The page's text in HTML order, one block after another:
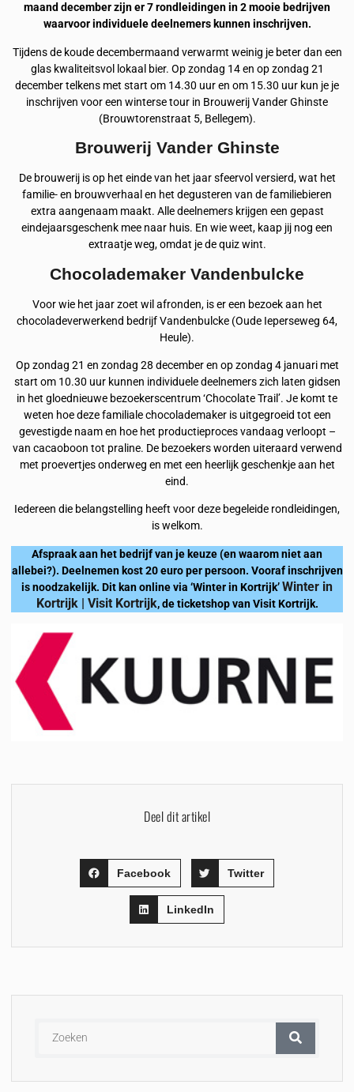
maand december zijn er 7 rondleidingen in 2 mooie bedrijven
waarvoor individuele deelnemers kunnen inschrijven.
Tijdens de koude decembermaand verwarmt weinig je beter dan een
glas kwaliteitsvol lokaal bier. Op zondag 14 en op zondag 21
december telkens met start om 14.30 uur en om 15.30 uur kun je je
inschrijven voor een winterse tour in Brouwerij Vander Ghinste
(Brouwtorenstraat 5, Bellegem).
Brouwerij Vander Ghinste
De brouwerij is op het einde van het jaar sfeervol versierd, wat het
familie- en brouwverhaal en het degusteren van de familiebieren
extra aangenaam maakt. Alle deelnemers krijgen een gepast
eindejaarsgeschenk mee naar huis. En wie weet, kaap jij nog een
extraatje weg, omdat je de quiz wint.
Chocolademaker Vandenbulcke
Voor wie het jaar zoet wil afronden, is er een bezoek aan het
chocoladeverwerkend bedrijf Vandenbulcke (Oude Ieperseweg 64,
Heule).
Op zondag 21 en zondag 28 december en op zondag 4 januari met
start om 10.30 uur kunnen individuele deelnemers zich laten gidsen
in het gloednieuwe bezoekerscentrum ‘Chocolate Trail’. Je komt te
weten hoe deze familiale chocolademaker is uitgegroeid tot een
gevestigde naam en hoe het productieproces vandaag verloopt –
van cacaoboon tot praline. De bezoekers worden uiteraard verwend
met proevertjes onderweg en met een heerlijk geschenkje aan het
eind.
Iedereen die belangstelling heeft voor deze begeleide rondleidingen,
is welkom.
Afspraak aan het bedrijf van je keuze (en waarom niet aan
allebei?). Deelnemen kost 20 euro per persoon. Vooraf inschrijven
is noodzakelijk. Dit kan online via ‘Winter in Kortrijk’Winter in
Kortrijk | Visit Kortrijk, de ticketshop van Visit Kortrijk.
Deel dit artikel
Facebook Twitter
LinkedIn